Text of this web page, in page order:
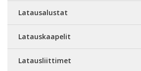
Latausalustat
Latauskaapelit
Latausliittimet